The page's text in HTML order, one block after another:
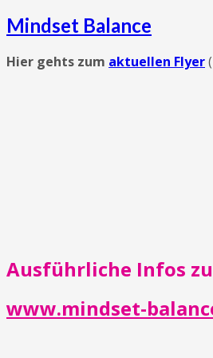
Mindset Balance
Hier gehts zum aktuellen Flyer
Ausführliche Infos
www.mindset-